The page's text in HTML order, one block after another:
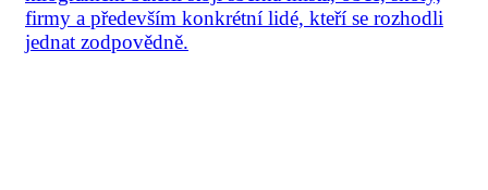
firmy a především konkrétní lidé, kteří se rozhodli
jednat zodpovědně.